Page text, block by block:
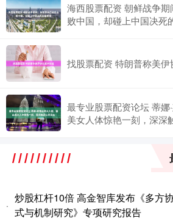
海西股票配资 朝鲜战争
败中国，却碰上中国决死
找股票配资 特朗普称美
最专业股票配资论坛 蒂娜
美女人体惊艳一刻，深深
·
炒股杠杆10倍 高金智库发布《多方
式与机制研究》专项研究报告